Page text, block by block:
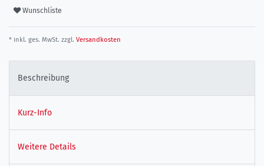
Wunschliste
* inkl. ges. MwSt. zzgl. Versandkosten
Beschreibung
Kurz-Info
Weitere Details